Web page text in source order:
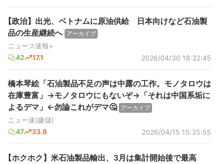
【政治】出光、ベトナムに原油供給 日本向けなど石油製
品の生産継続へ アーカイブ
ニュース速報+
42
17.1 2026/04/30 18:32:45
橋本琴絵「石油製品不足の声は中露の工作。モノタロウは
在庫豊富」→モノタロウにもないぞ→「それは中国系垢に
よるデマ」←勿論これがデマ🤔 アーカイブ
ニュー速(嫌儲)
47
33.8 2026/04/15 15:35:55
【ホクホク】米石油製品輸出、3月は集計開始後で最高